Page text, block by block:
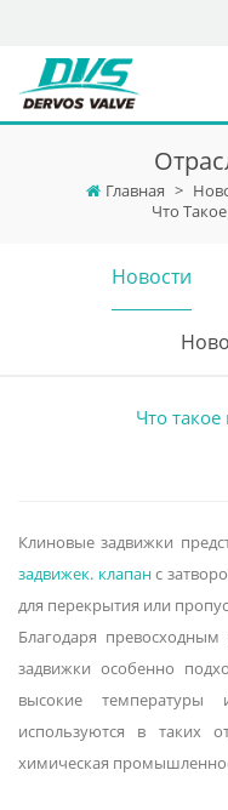
Главная >
Что
Новости
Что
Клиновые задвижки
задвижек. клапанс
для перекрытия или
Благодаря
задвижки особенно
высокие
используются в таких
химическая